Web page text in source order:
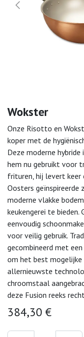
Wokster
Onze Risotto en
koper met de
Deze moderne
hem nu gebruikt voor
frituren, hij levert keer
Oosters geïnspireerde
moderne vlakke
keukengerei te
eenvoudig
voor veilig gebruik.
gecombineerd met
om het best mogelijke
allernieuwste
chroomstaal
deze Fusion reeks
384,30 €